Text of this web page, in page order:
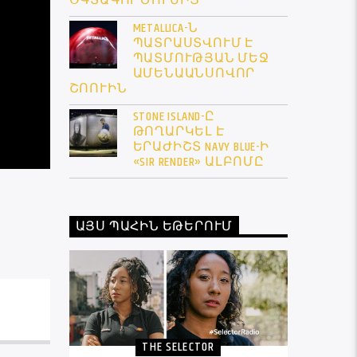
METALLICA-Ն
ՊԱՏՐԱՍՏՎՈՒՄ Է
ՊԱՏՄՈՒԹՅԱՆ ՄԵՋ
ԱՄԵՆԱԱՆՍՈՎՈՐ
ՇՈՈՒԻՆ
STONE ISLAND-Ը
ԹՈՂԱՐԿԵԼ Է
ԵՐԱԺԻՇՏ NAVY BLUE-Ի
«SIR RENDER» ԱԼԲՈՄԸ
ԱՅՍ ՊԱՀԻՆ ԵԹԵՐՈՒՄ
THE SELECTOR